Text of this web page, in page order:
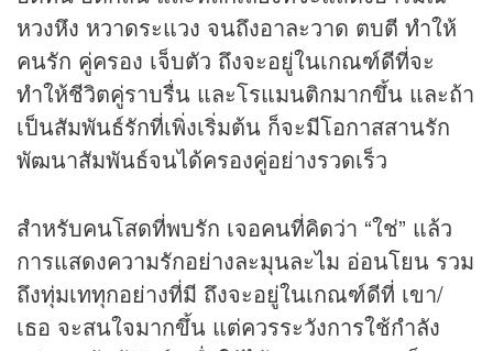
หวงหึง หวาดระแวง จนถึงอาละวาด ตบตี ทำให้
คนรัก คู่ครอง เจ็บตัว ถึงจะอยู่ในเกณฑ์ดีที่จะ
ทำให้ชีวิตคู่ราบรื่น และโรแมนติกมากขึ้น และถ้า
เป็นสัมพันธ์รักที่เพิ่งเริ่มต้น ก็จะมีโอกาสสานรัก
พัฒนาสัมพันธ์จนได้ครองคู่อย่างรวดเร็ว
สำหรับคนโสดที่พบรัก เจอคนที่คิดว่า “ใช่” แล้ว
การแสดงความรักอย่างละมุนละไม อ่อนโยน รวม
ถึงทุ่มเททุกอย่างที่มี ถึงจะอยู่ในเกณฑ์ดีที่ เขา/
เธอ จะสนใจมากขึ้น แต่ควรระวังการใช้กำลัง